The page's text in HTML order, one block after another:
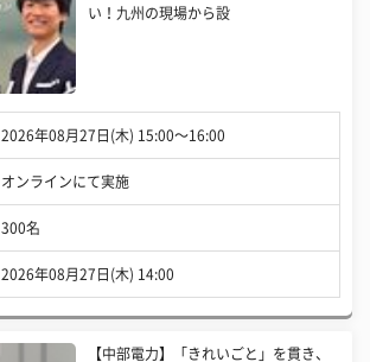
い！九州の現場から設
2026年08月27日(木) 15:00〜16:00
オンラインにて実施
300名
2026年08月27日(木) 14:00
【中部電力】「きれいごと」を貫き、